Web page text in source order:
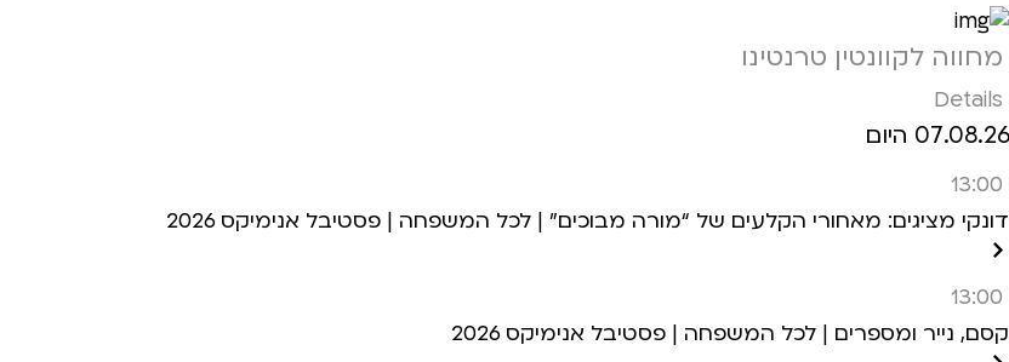
מחווה לקוונטין טרנטינו
Details
07.08.26 היום
13:00
דונקי מציגים: מאחורי הקלעים של “מורה מבוכים” | לכל המשפחה | פסטיבל אנימיקס 2026
13:00
קסם, נייר ומספרים | לכל המשפחה | פסטיבל אנימיקס 2026